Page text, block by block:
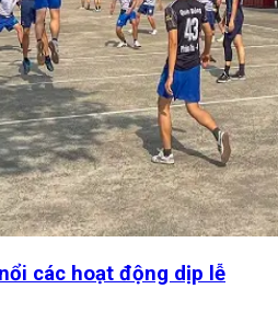
các hoạt động dịp lễ